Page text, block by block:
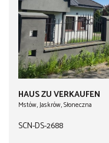
HAUS ZU VERKAUFEN
Mstów, Jaskrów, Słoneczna
SCN-DS-2688